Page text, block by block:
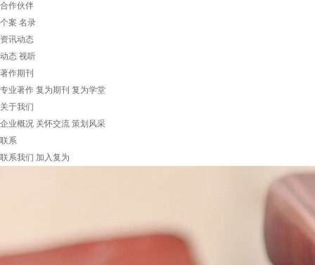
合作伙伴
个案 名录
资讯动态
动态 视听
著作期刊
专业著作 复为期刊 复为学堂
关于我们
企业概况 关怀交流 策划风采
联系
联系我们 加入复为